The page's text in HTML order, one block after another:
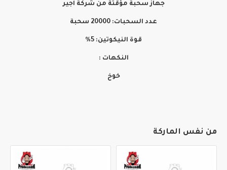
جهاز سحبة مؤقتة من شركة اجير
عدد السحبات: 20000 سحبة
قوة النيكوتين: 5%
النكهات :
خوخ
من نفس الماركة